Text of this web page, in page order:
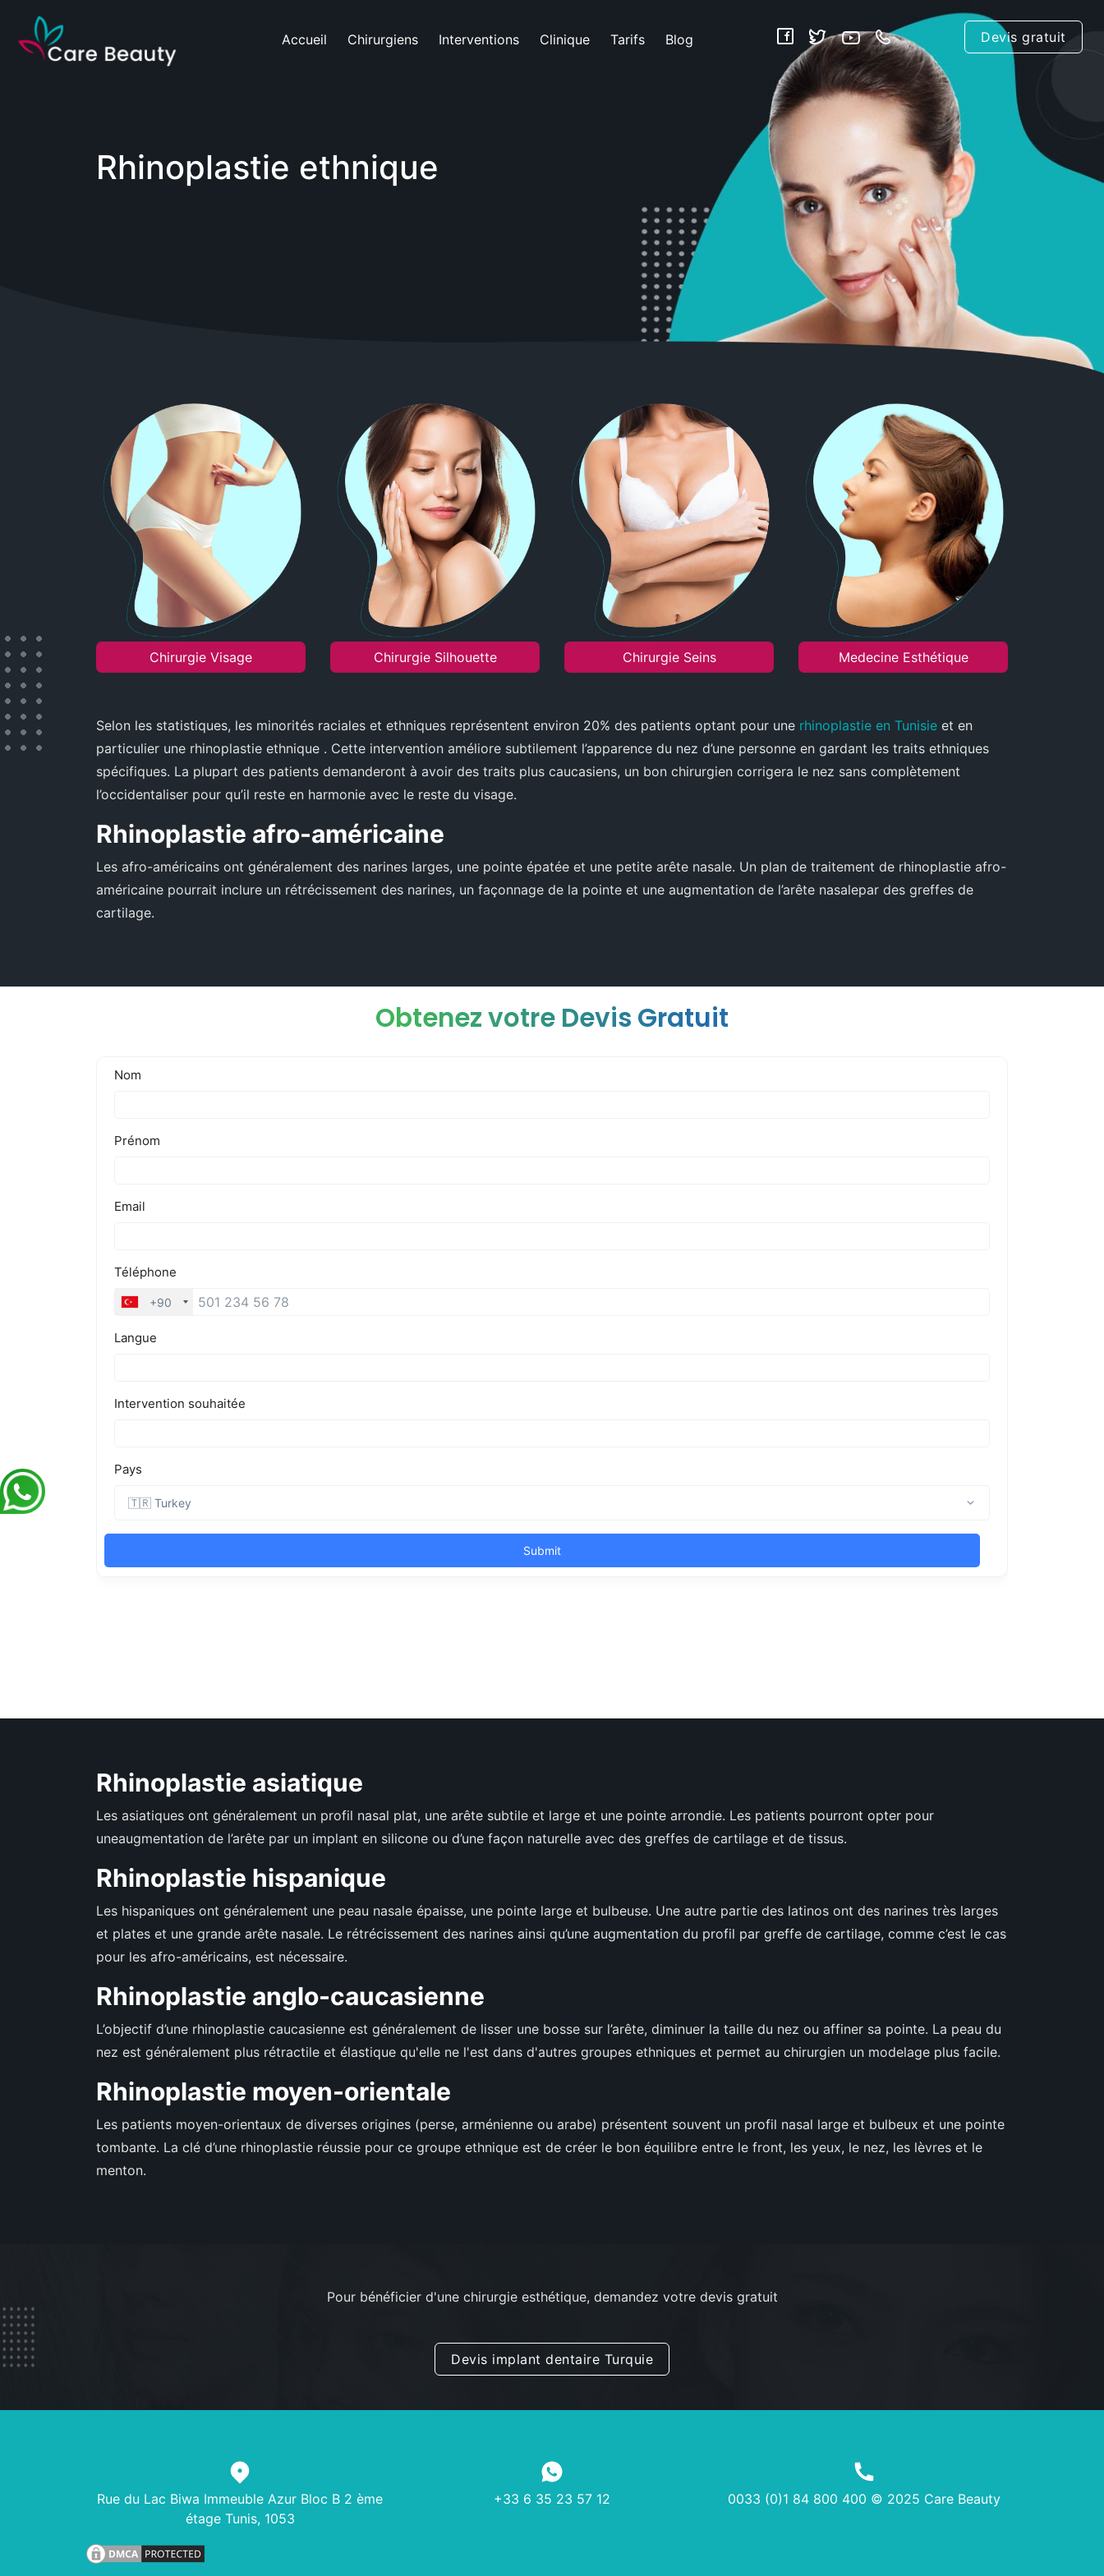
Accueil Chirurgiens Interventions Clinique Tarifs Blog Devis gratuit
Rhinoplastie ethnique
Chirurgie Visage Chirurgie Silhouette Chirurgie Seins Medecine Esthétique
Selon les statistiques, les minorités raciales et ethniques représentent environ 20% des patients optant pour une rhinoplastie en Tunisie et en
particulier une rhinoplastie ethnique . Cette intervention améliore subtilement l’apparence du nez d’une personne en gardant les traits ethniques
spécifiques. La plupart des patients demanderont à avoir des traits plus caucasiens, un bon chirurgien corrigera le nez sans complètement
l’occidentaliser pour qu’il reste en harmonie avec le reste du visage.
Rhinoplastie afro-américaine
Les afro-américains ont généralement des narines larges, une pointe épatée et une petite arête nasale. Un plan de traitement de rhinoplastie afro-
américaine pourrait inclure un rétrécissement des narines, un façonnage de la pointe et une augmentation de l’arête nasalepar des greffes de
cartilage.
Obtenez votre Devis Gratuit
Rhinoplastie asiatique
Les asiatiques ont généralement un profil nasal plat, une arête subtile et large et une pointe arrondie. Les patients pourront opter pour
uneaugmentation de l’arête par un implant en silicone ou d’une façon naturelle avec des greffes de cartilage et de tissus.
Rhinoplastie hispanique
Les hispaniques ont généralement une peau nasale épaisse, une pointe large et bulbeuse. Une autre partie des latinos ont des narines très larges
et plates et une grande arête nasale. Le rétrécissement des narines ainsi qu’une augmentation du profil par greffe de cartilage, comme c’est le cas
pour les afro-américains, est nécessaire.
Rhinoplastie anglo-caucasienne
L’objectif d’une rhinoplastie caucasienne est généralement de lisser une bosse sur l’arête, diminuer la taille du nez ou affiner sa pointe. La peau du
nez est généralement plus rétractile et élastique qu'elle ne l'est dans d'autres groupes ethniques et permet au chirurgien un modelage plus facile.
Rhinoplastie moyen-orientale
Les patients moyen-orientaux de diverses origines (perse, arménienne ou arabe) présentent souvent un profil nasal large et bulbeux et une pointe
tombante. La clé d’une rhinoplastie réussie pour ce groupe ethnique est de créer le bon équilibre entre le front, les yeux, le nez, les lèvres et le
menton.
Pour bénéficier d'une chirurgie esthétique, demandez votre devis gratuit
Devis implant dentaire Turquie
Rue du Lac Biwa Immeuble Azur Bloc B 2 ème
étage Tunis, 1053
+33 6 35 23 57 12 0033 (0)1 84 800 400 © 2025 Care Beauty